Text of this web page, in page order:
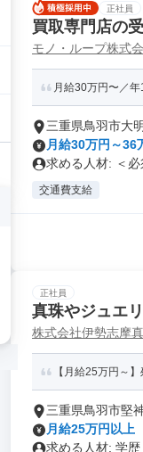
正社員
買取専門店の
モノ・ループ株式
月給30万円〜／
三重県鳥羽市大
月給30万円～36
求める人材: ＜必
交通費支給
正社員
真珠やジュエ
株式会社伊勢志摩
【月給25万円～
三重県鳥羽市堅
月給25万円以上
求める人材: 学歴